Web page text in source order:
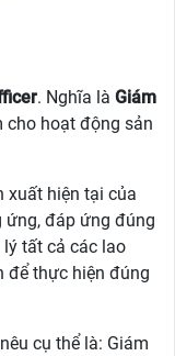
. Nghĩa là Giám
cho hoạt động sản
xuất hiện tại của
ứng, đáp ứng đúng
tất cả các lao
để thực hiện đúng
cụ thể là: Giám